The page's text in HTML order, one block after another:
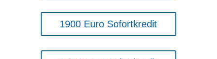
1900 Euro Sofortkredit